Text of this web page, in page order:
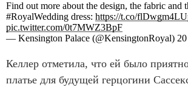
Find out more about the design, the fabric and
#RoyalWedding dress: https://t.co/
pic.twitter.com/0t7MWZ3BpF
— Kensington Palace (@KensingtonRoyal) 20
Келлер отметила, что ей было
платье для будущей герцогини